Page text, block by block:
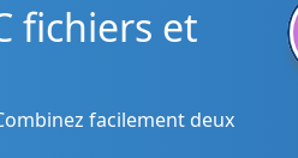
fichiers et
facilement deux